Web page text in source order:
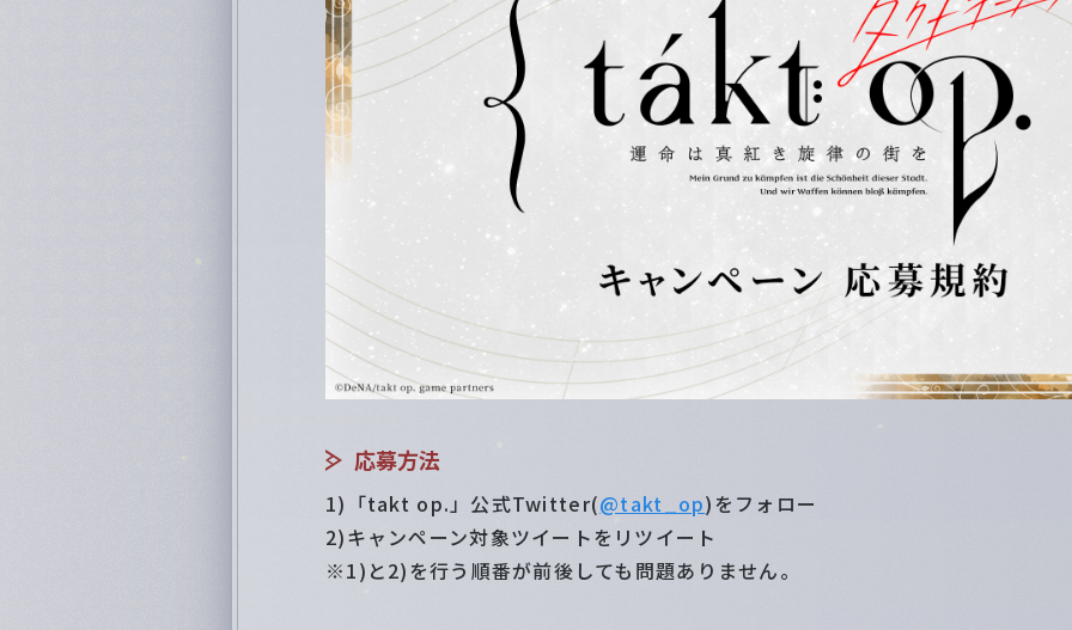
応募方法
1)「takt op.」公式Twitter(@takt_op)をフォロー
2)キャンペーン対象ツイートをリツイート
※1)と2)を行う順番が前後しても問題ありません。